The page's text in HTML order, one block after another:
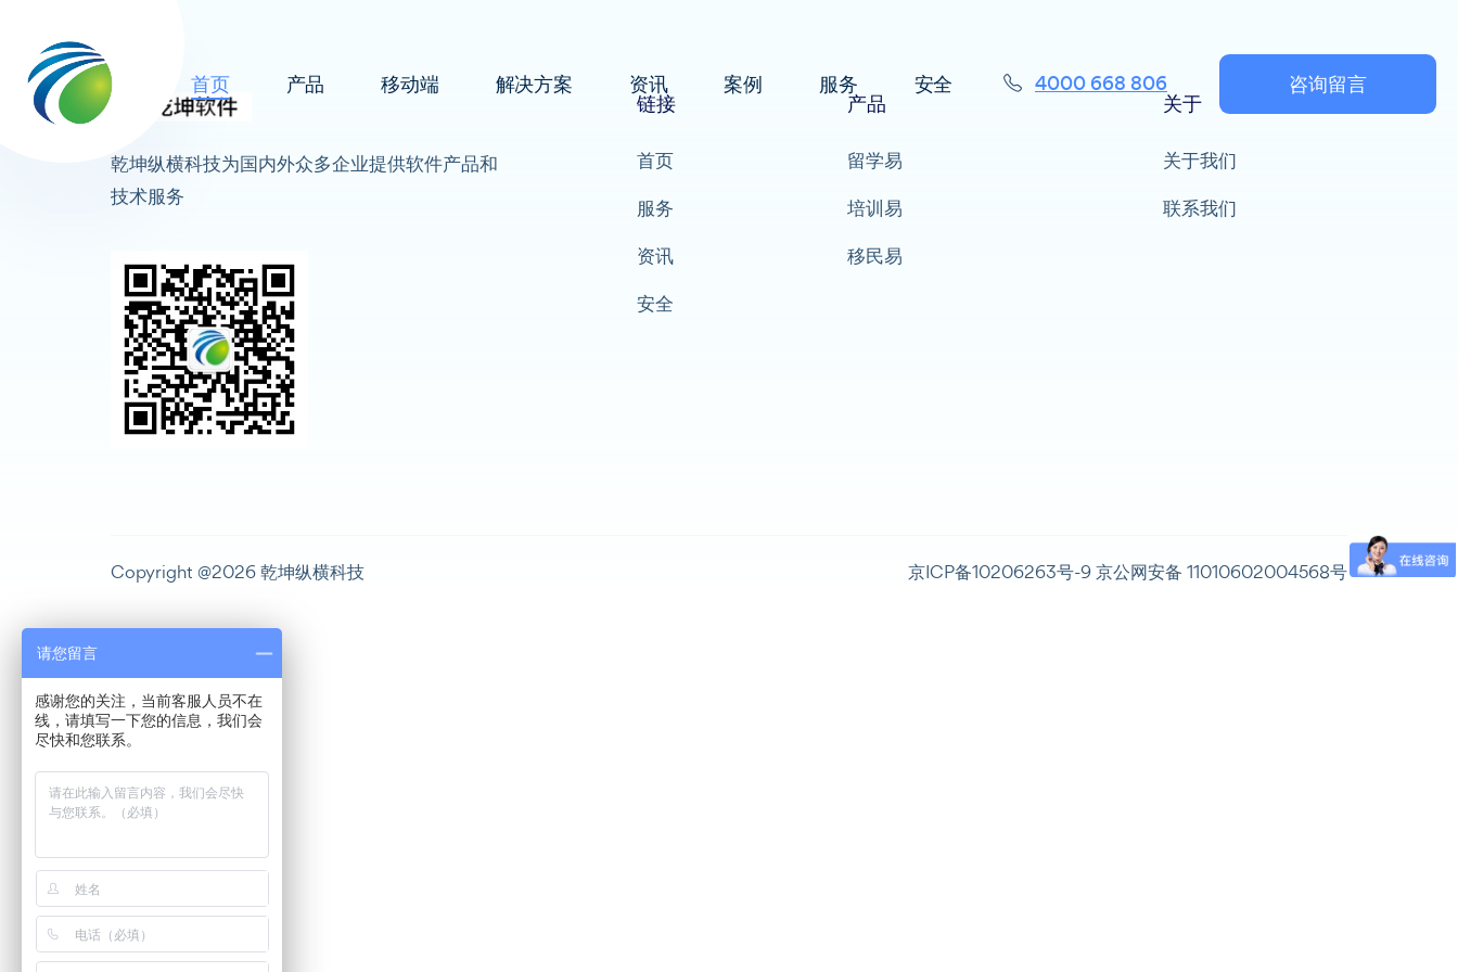
4000 668 806 咨询留言
首页 产品 移动端 解决方案 资讯 案例 服务 安全
乾坤纵横科技为国内外众多企业提供软件产品和
技术服务
链接
首页
服务
资讯
安全
产品
留学易
培训易
移民易
关于
关于我们
联系我们
Copyright @2026 乾坤纵横科技 京ICP备10206263号-9京公网安备 11010602004568号
请您留言
感谢您的关注，当前客服人员不在
线，请填写一下您的信息，我们会
尽快和您联系。